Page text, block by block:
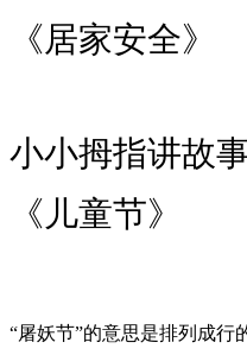
《居家安全》
小小拇指讲故
《儿童节》
“屠妖节”的意思是排列成行